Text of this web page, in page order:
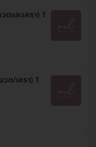
และเครา) 1
ด/เครา) 1